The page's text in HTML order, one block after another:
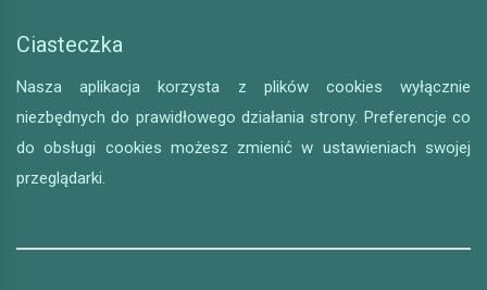
Ciasteczka
Nasza aplikacja korzysta z plików cookies wyłącznie
niezbędnych do prawidłowego działania strony. Preferencje co
do obsługi cookies możesz zmienić w ustawieniach swojej
przeglądarki.